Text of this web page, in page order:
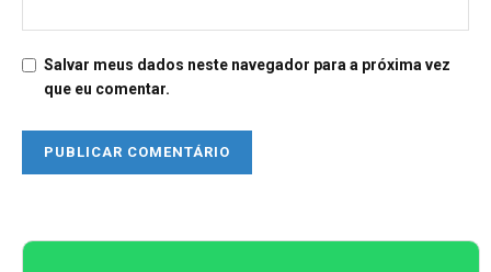
Salvar meus dados neste navegador para a próxima vez
que eu comentar.